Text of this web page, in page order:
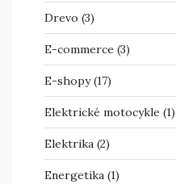
Drevo (3)
E-commerce (3)
E-shopy(17)
Elektrické motocykle (1)
Elektrika (2)
Energetika (1)